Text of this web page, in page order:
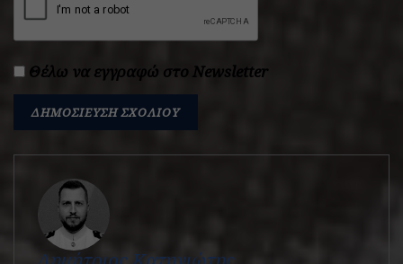
Θέλω να εγγραφώ στο Newsletter